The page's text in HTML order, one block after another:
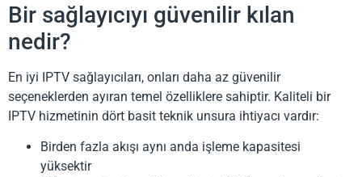
Bir sağlayıcıyı güvenilir kılan
nedir?
En iyi IPTV sağlayıcıları, onları daha az güvenilir
seçeneklerden ayıran temel özelliklere sahiptir. Kaliteli bir
IPTV hizmetinin dört basit teknik unsura ihtiyacı vardır:
Birden fazla akışı aynı anda işleme kapasitesi
yüksektir